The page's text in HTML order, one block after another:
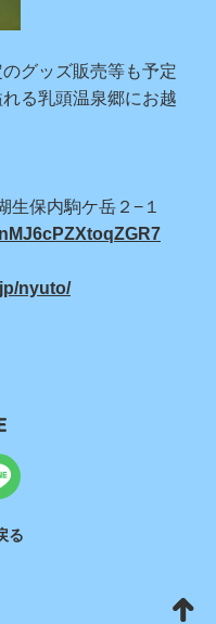
グッズ販売等も予定
る乳頭温泉郷にお越
生保内駒ケ岳２−１
nyuto/
る